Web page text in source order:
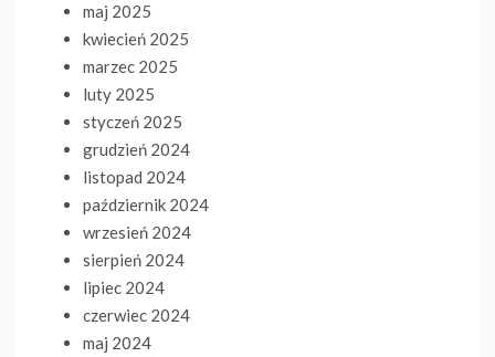
maj 2025
kwiecień 2025
marzec 2025
luty 2025
styczeń 2025
grudzień 2024
listopad 2024
październik 2024
wrzesień 2024
sierpień 2024
lipiec 2024
czerwiec 2024
maj 2024